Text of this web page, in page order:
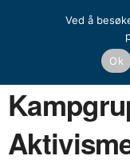
Ved å
Ok